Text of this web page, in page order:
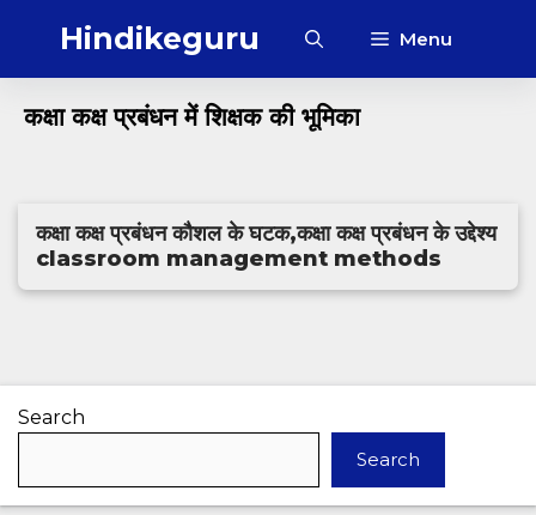
Hindikeguru Menu
‎कक्षा कक्ष प्रबंधन में शिक्षक की भूमिका
कक्षा कक्ष प्रबंधन कौशल के घटक,कक्षा कक्ष प्रबंधन के उद्देश्य
classroom management methods
Search
Search